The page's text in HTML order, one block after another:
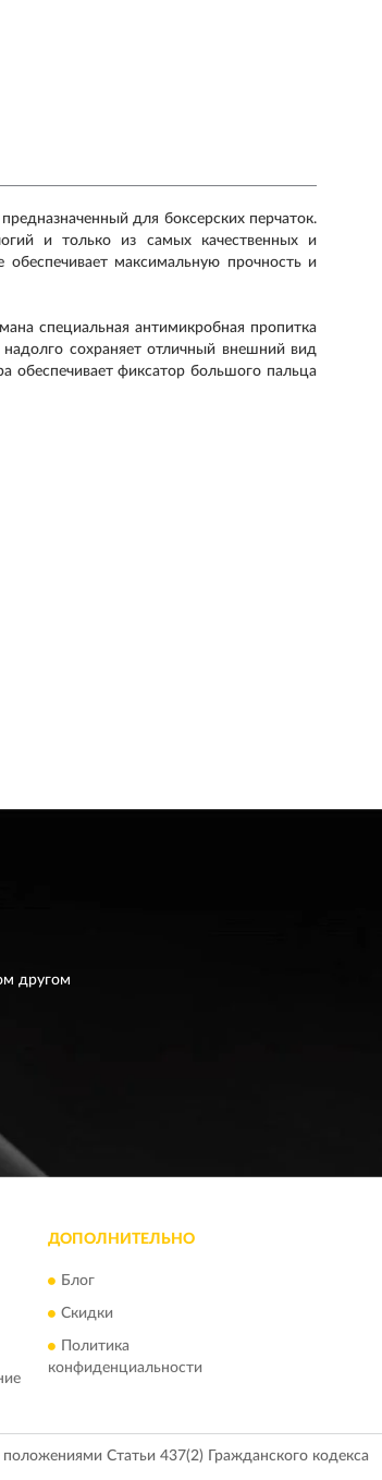
для боксерских перчаток.
и только из самых качественных и
максимальную прочность и
специальная антимикробная пропитка
надолго сохраняет отличный внешний вид
обеспечивает фиксатор большого пальца
другом
ДОПОЛНИТЕЛЬНО
Блог
Скидки
Политика
конфиденциальности
Статьи 437(2) Гражданского кодекса